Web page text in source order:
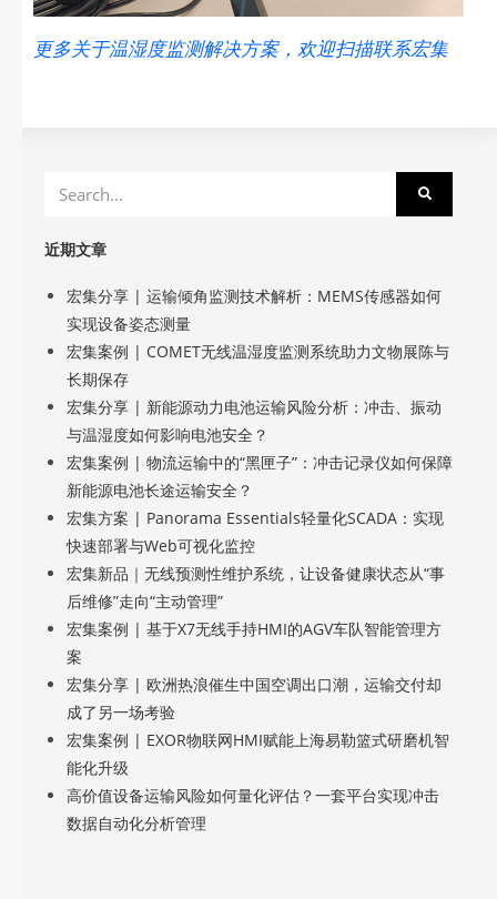
更多关于温湿度监测解决方案，欢迎扫描联系宏集
近期文章
宏集分享 | 运输倾角监测技术解析：MEMS传感器如何
实现设备姿态测量
宏集案例 | COMET无线温湿度监测系统助力文物展陈与
长期保存
宏集分享 | 新能源动力电池运输风险分析：冲击、振动
与温湿度如何影响电池安全？
宏集案例 | 物流运输中的“黑匣子”：冲击记录仪如何保障
新能源电池长途运输安全？
宏集方案 | Panorama Essentials轻量化SCADA：实现
快速部署与Web可视化监控
宏集新品｜无线预测性维护系统，让设备健康状态从“事
后维修”走向“主动管理”
宏集案例 | 基于X7无线手持HMI的AGV车队智能管理方
案
宏集分享 | 欧洲热浪催生中国空调出口潮，运输交付却
成了另一场考验
宏集案例 | EXOR物联网HMI赋能上海易勒篮式研磨机智
能化升级
高价值设备运输风险如何量化评估？一套平台实现冲击
数据自动化分析管理